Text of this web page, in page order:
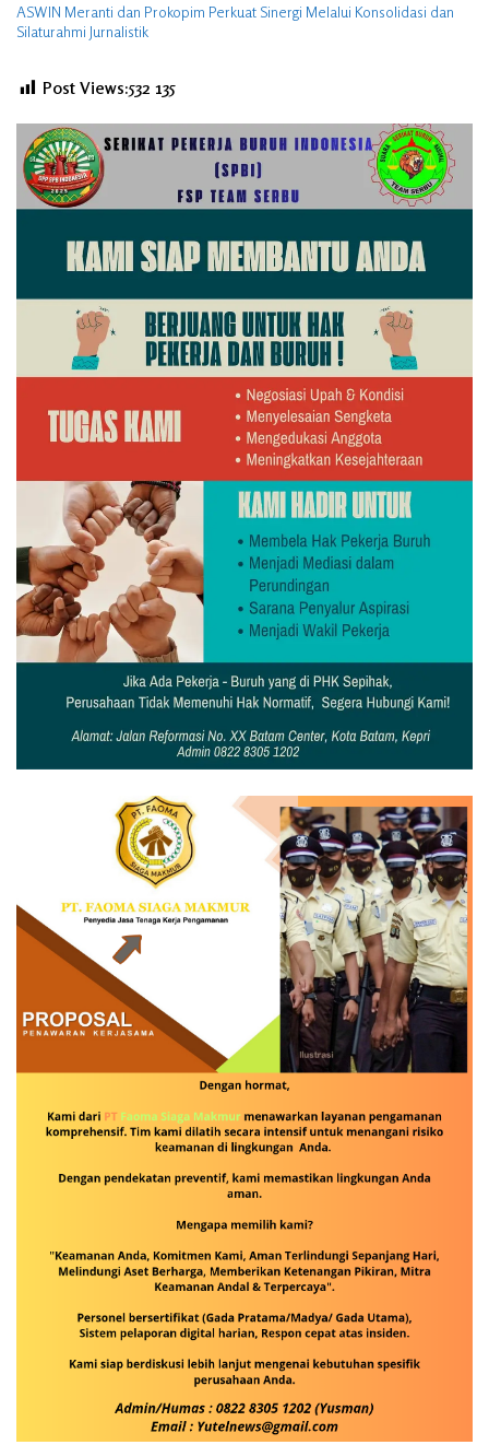
ASWIN Meranti dan Prokopim Perkuat Sinergi Melalui Konsolidasi dan
Silaturahmi Jurnalistik
Post Views:532 135